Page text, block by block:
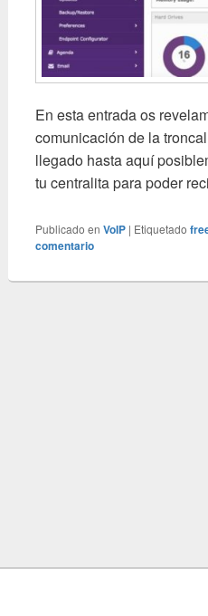
En esta entrada os
comunicación de la
llegado hasta aquí
tu centralita para poder
Publicado en VoIP | Etiquetado
comentario